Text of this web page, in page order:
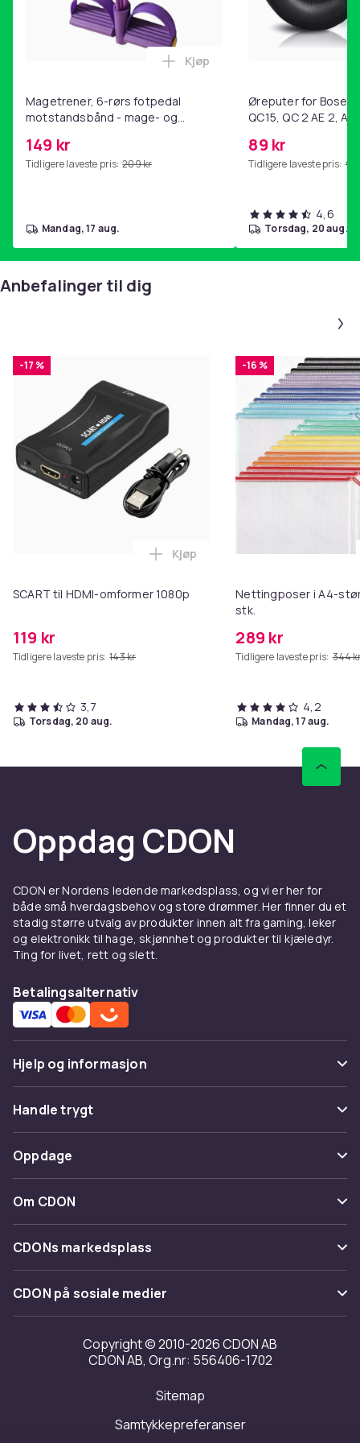
Magetrener, 6-rørs fotpedal
motstandsbånd - mage- og
hjemmegymnastikk Purple
149 kr
Tidligere laveste pris: 209 kr
Legg Magetrener, 6-rørs
Kjøp
mandag, 17 aug.
Øreputer for Bose
QC15, QC 2 AE 2, AE
89 kr
Tidligere laveste pris: 99
4,6
torsdag, 20 aug.
Anbefalinger til dig
-17 %
SCART til HDMI-omformer 1080p
119 kr
Tidligere laveste pris: 143 kr
Legg SCART til HDMI-omformer
Kjøp
3,7
torsdag, 20 aug.
-16 %
Nettingposer i A4-
stk.
289 kr
Tidligere laveste pris: 344
4,2
mandag, 17 aug.
Oppdag CDON
CDON er Nordens ledende markedsplass, og vi er her for
både små hverdagsbehov og store drømmer. Her finner du et
stadig større utvalg av produkter innen alt fra gaming, leker
og elektronikk til hage, skjønnhet og produkter til kjæledyr.
Ting for livet, rett og slett.
Betalingsalternativ
Hjelp og informasjon
Vanlige spørsmål
Spor pakke
Angre & returner her
Kontakt oss
Handle trygt
Betaling
Levering
Tilbakekallinger
Oppdage
Kategorier
Varemerker
Om CDON
Om oss
Kundeanmeldelser
Jobbe på CDON
Investor relations
Tilgjengelighet
CDONs markedsplass
Merchant Help Center
CDON på sosiale medier
Copyright © 2010-2026 CDON AB
CDON AB, Org.nr: 556406-1702
Sitemap
Samtykkepreferanser